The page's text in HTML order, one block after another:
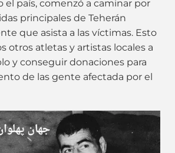
el país, comenzó a caminar por
principales de Teherán
que asista a las víctimas. Esto
otros atletas y artistas locales a
y conseguir donaciones para
de las gente afectada por el